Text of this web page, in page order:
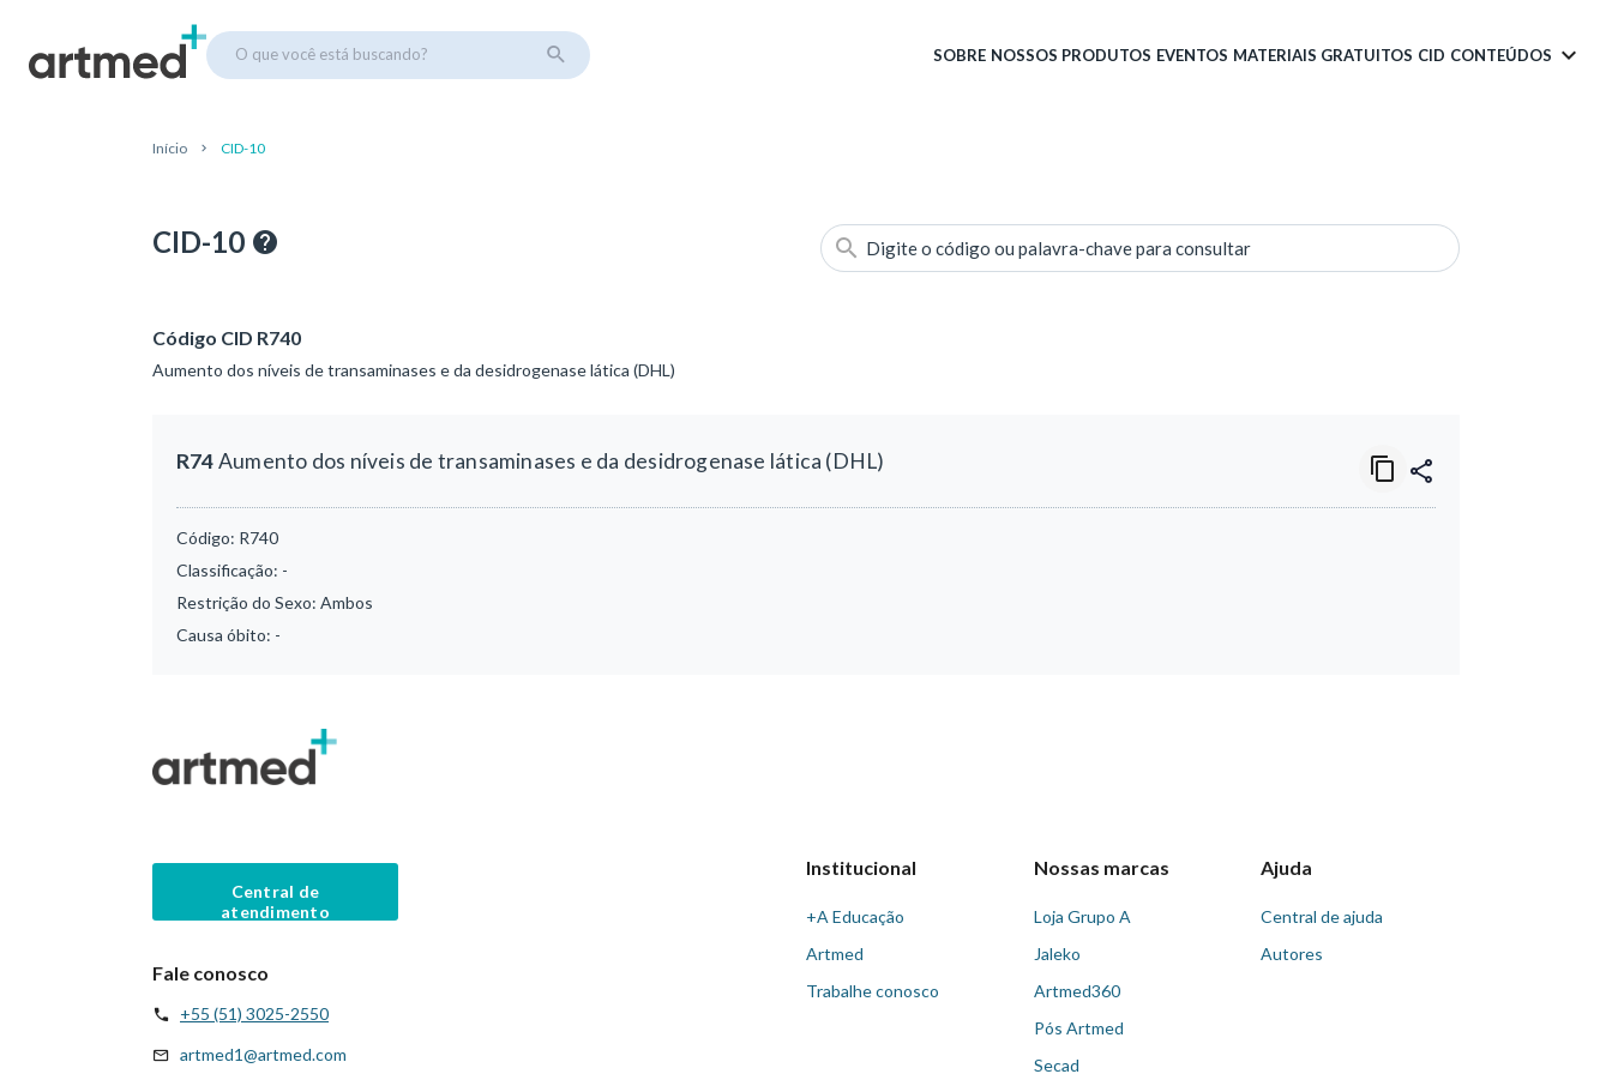
O que você está buscando? SOBRE NOSSOS PRODUTOS EVENTOS MATERIAIS GRATUITOS CID CONTEÚDOS
Início CID-10
CID-10 Digite o código ou palavra-chave para consultar
Código CID R740
Aumento dos níveis de transaminases e da desidrogenase lática (DHL)
R74Aumento dos níveis de transaminases e da desidrogenase lática (DHL)
Código: R740
Classificação: -
Restrição do Sexo: Ambos
Causa óbito: -
Central de
atendimento
Fale conosco
+55 (51) 3025-2550
artmed1@artmed.com
Institucional
+A Educação
Artmed
Trabalhe conosco
Nossas marcas
Loja Grupo A
Jaleko
Artmed360
Pós Artmed
Secad
Ajuda
Central de ajuda
Autores